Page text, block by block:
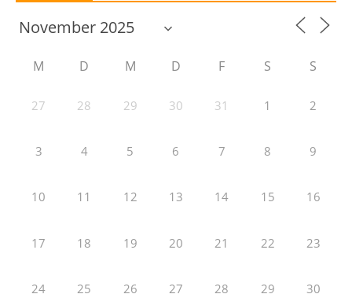
M D M D F S S
27 28 29 30 31 1 2
3 4 5 6 7 8 9
10 11 12 13 14 15 16
17 18 19 20 21 22 23
24 25 26 27 28 29 30